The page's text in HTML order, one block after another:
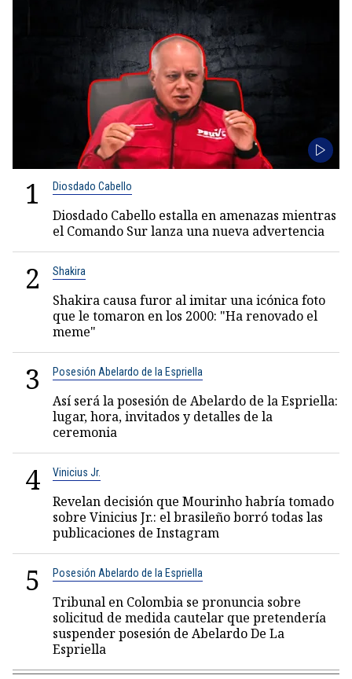
1 Diosdado Cabello
Diosdado Cabello estalla en amenazas mientras
el Comando Sur lanza una nueva advertencia
2 Shakira
Shakira causa furor al imitar una icónica foto
que le tomaron en los 2000: "Ha renovado el
meme"
3 Posesión Abelardo de la Espriella
Así será la posesión de Abelardo de la Espriella:
lugar, hora, invitados y detalles de la
ceremonia
4 Vinicius Jr.
Revelan decisión que Mourinho habría tomado
sobre Vinicius Jr.: el brasileño borró todas las
publicaciones de Instagram
5 Posesión Abelardo de la Espriella
Tribunal en Colombia se pronuncia sobre
solicitud de medida cautelar que pretendería
suspender posesión de Abelardo De La
Espriella